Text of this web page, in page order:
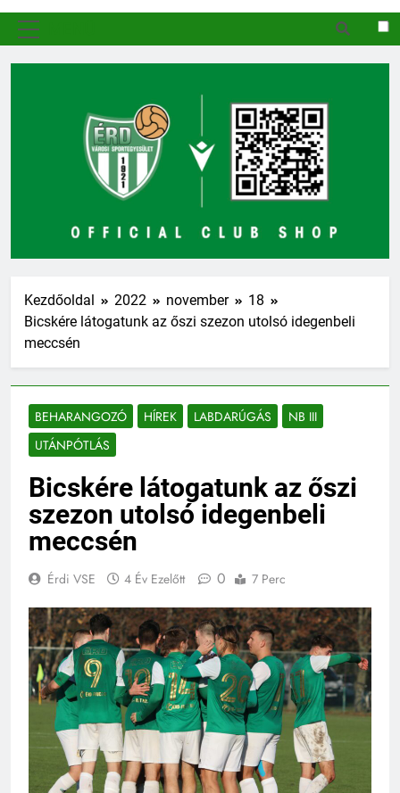
Kezdőoldal 2022 november
18
Bicskére látogatunk az őszi szezon utolsó idegenbeli
meccsén
BEHARANGOZÓ HÍREK LABDARÚGÁS
NB III
UTÁNPÓTLÁS
Bicskére látogatunk az őszi
szezon utolsó idegenbeli
meccsén
Érdi VSE 4 Év Ezelőtt 0 7 Perc